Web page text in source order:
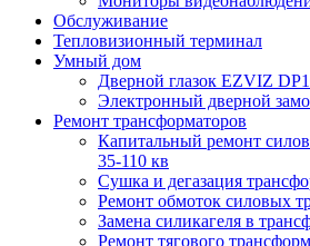
Обслуживание
Тепловизионный терминал
Умный дом
Дверной глазок EZVIZ
Электронный дверной
Ремонт трансформаторов
Капитальный ремонт
35-110 кв
Сушка и дегазация
Ремонт обмоток силовых
Замена силикагеля в
Ремонт тягового